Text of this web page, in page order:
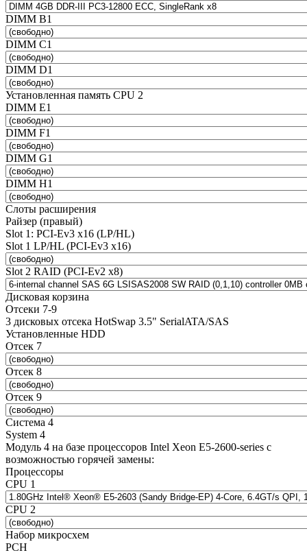
DIMM B1
DIMM C1
DIMM D1
Установленная память CPU 2
DIMM E1
DIMM F1
DIMM G1
DIMM H1
Слоты расширения
Райзер (правый)
Slot 1: PCI-Ev3 x16 (LP/HL)
Slot 1 LP/HL (PCI-Ev3 x16)
Slot 2 RAID (PCI-Ev2 x8)
Дисковая корзина
Отсеки 7-9
3 дисковых отсека HotSwap 3.5" SerialATA/SAS
Установленные HDD
Отсек 7
Отсек 8
Отсек 9
Система 4
System 4
Модуль 4 на базе процессоров Intel Xeon E5-2600-series с
возможностью горячей замены:
Процессоры
CPU 1
CPU 2
Набор микросхем
PCH